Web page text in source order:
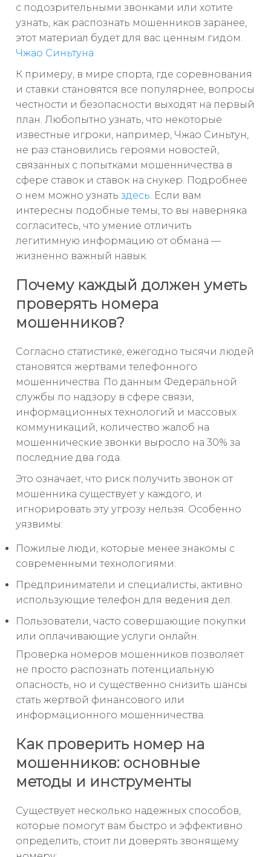
с подозрительными звонками или хотите
узнать, как распознать мошенников заранее,
этот материал будет для вас ценным гидом.
Чжао Синьтуна
К примеру, в мире спорта, где соревнования
и ставки становятся все популярнее, вопросы
честности и безопасности выходят на первый
план. Любопытно узнать, что некоторые
известные игроки, например, Чжао Синьтун,
не раз становились героями новостей,
связанных с попытками мошенничества в
сфере ставок и ставок на снукер. Подробнее
о нем можно узнать здесь. Если вам
интересны подобные темы, то вы наверняка
согласитесь, что умение отличить
легитимную информацию от обмана —
жизненно важный навык.
Почему каждый должен уметь
проверять номера
мошенников?
Согласно статистике, ежегодно тысячи людей
становятся жертвами телефонного
мошенничества. По данным Федеральной
службы по надзору в сфере связи,
информационных технологий и массовых
коммуникаций, количество жалоб на
мошеннические звонки выросло на 30% за
последние два года.
Это означает, что риск получить звонок от
мошенника существует у каждого, и
игнорировать эту угрозу нельзя. Особенно
уязвимы:
Пожилые люди, которые менее знакомы с
современными технологиями.
Предприниматели и специалисты, активно
использующие телефон для ведения дел.
Пользователи, часто совершающие покупки
или оплачивающие услуги онлайн.
Проверка номеров мошенников позволяет
не просто распознать потенциальную
опасность, но и существенно снизить шансы
стать жертвой финансового или
информационного мошенничества.
Как проверить номер на
мошенников: основные
методы и инструменты
Существует несколько надежных способов,
которые помогут вам быстро и эффективно
определить, стоит ли доверять звонящему